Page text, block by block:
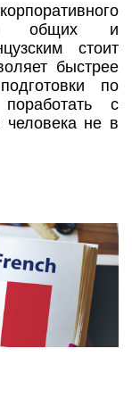
общих и
стоит
быстрее
по
с
человека не в